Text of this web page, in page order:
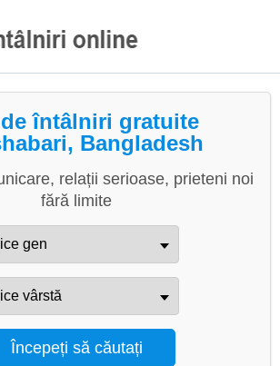
întâlniri gratuite
Bangladesh
relații serioase, prieteni noi
fără limite